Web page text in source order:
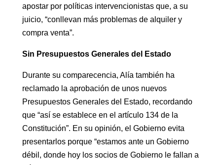
apostar por políticas intervencionistas que, a su
juicio, “conllevan más problemas de alquiler y
compra venta”.
Sin Presupuestos Generales del Estado
Durante su comparecencia, Alía también ha
reclamado la aprobación de unos nuevos
Presupuestos Generales del Estado, recordando
que “así se establece en el artículo 134 de la
Constitución”. En su opinión, el Gobierno evita
presentarlos porque “estamos ante un Gobierno
débil, donde hoy los socios de Gobierno le fallan a